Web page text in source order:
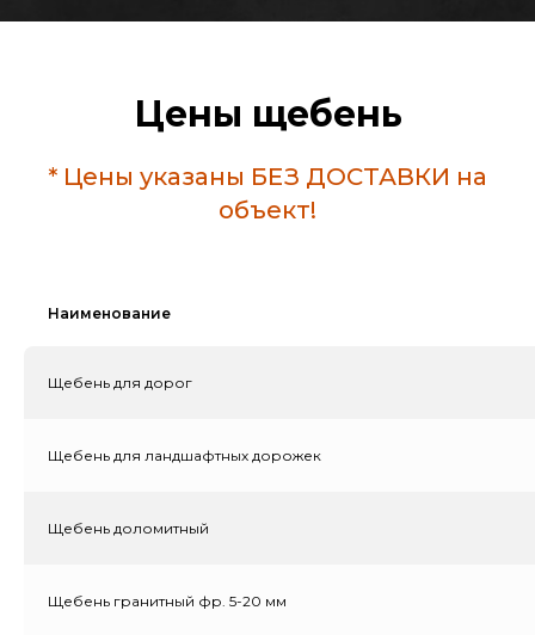
Цены щебень
* Цены указаны БЕЗ ДОСТАВКИ на
объект!
Наименование
Щебень для дорог
Щебень для ландшафтных дорожек
Щебень доломитный
Щебень гранитный фр. 5-20 мм